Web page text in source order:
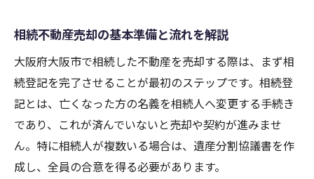
不動産売却サポート活用で手続きを簡略化
不動産会社との連携で売却を効率化する方
法
関西エリア不動産買取のポイントを解説
相続登記がカギとなる不動産売却術
相続登記が不動産売却に与える影響とは
相続不動産売却の基本準備と流れを解説
大阪府大阪市で相続した不動産を売却する際は、まず相
続登記を完了させることが最初のステップです。相続登
記とは、亡くなった方の名義を相続人へ変更する手続き
であり、これが済んでいないと売却や契約が進みませ
ん。特に相続人が複数いる場合は、遺産分割協議書を作
成し、全員の合意を得る必要があります。